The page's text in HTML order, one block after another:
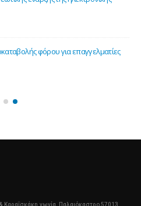
φόρου για επαγγελματίες